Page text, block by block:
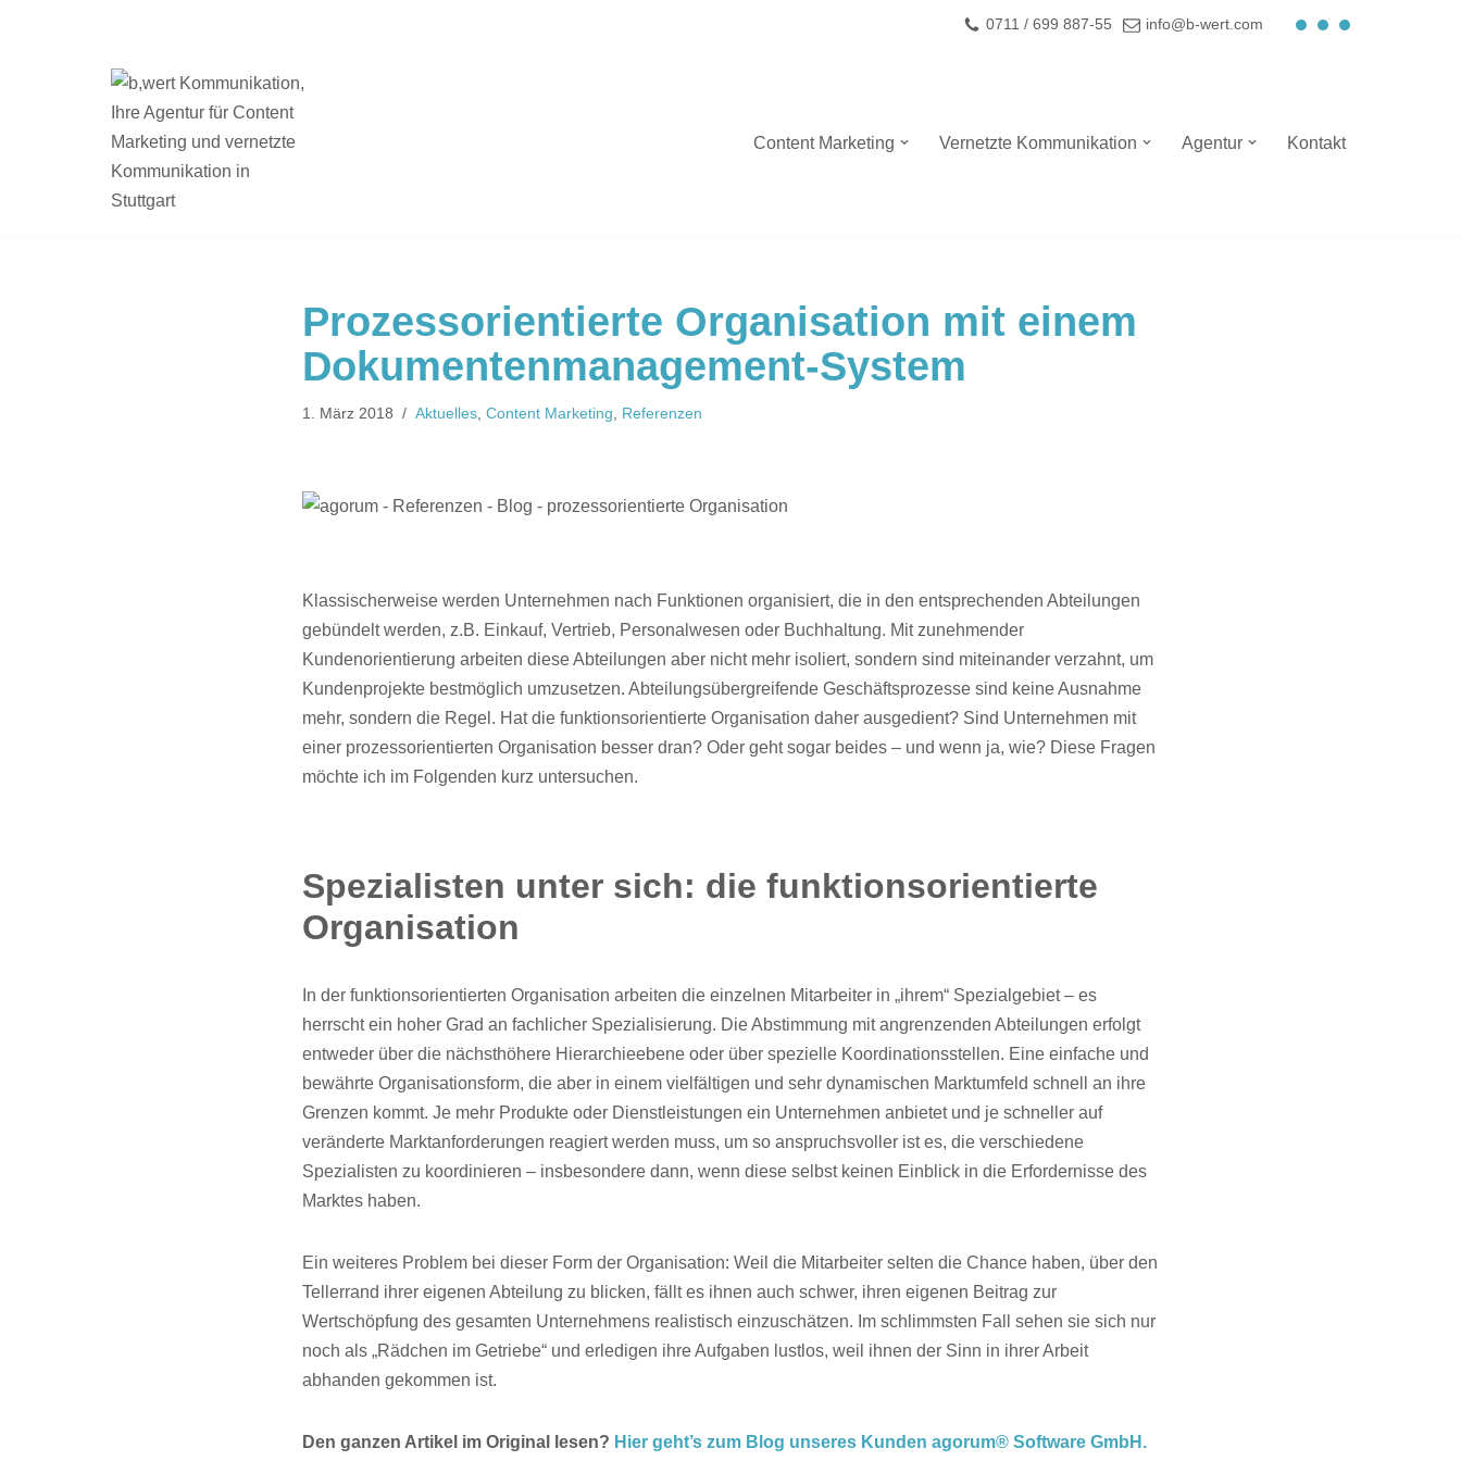
0711 / 699 887-55 info@b-wert.com
Content Marketing Vernetzte Kommunikation Agentur Kontakt
Prozessorientierte Organisation mit einem
Dokumentenmanagement-System
1. März 2018 Aktuelles, Content Marketing Referenzen
Klassischerweise werden Unternehmen nach Funktionen organisiert, die in den entsprechenden Abteilungen
gebündelt werden, z.B. Einkauf, Vertrieb, Personalwesen oder Buchhaltung. Mit zunehmender
Kundenorientierung arbeiten diese Abteilungen aber nicht mehr isoliert, sondern sind miteinander verzahnt, um
Kundenprojekte bestmöglich umzusetzen. Abteilungsübergreifende Geschäftsprozesse sind keine Ausnahme
mehr, sondern die Regel. Hat die funktionsorientierte Organisation daher ausgedient? Sind Unternehmen mit
einer prozessorientierten Organisation besser dran? Oder geht sogar beides – und wenn ja, wie? Diese Fragen
möchte ich im Folgenden kurz untersuchen.
Spezialisten unter sich: die funktionsorientierte
Organisation
In der funktionsorientierten Organisation arbeiten die einzelnen Mitarbeiter in „ihrem“ Spezialgebiet – es
herrscht ein hoher Grad an fachlicher Spezialisierung. Die Abstimmung mit angrenzenden Abteilungen erfolgt
entweder über die nächsthöhere Hierarchieebene oder über spezielle Koordinationsstellen. Eine einfache und
bewährte Organisationsform, die aber in einem vielfältigen und sehr dynamischen Marktumfeld schnell an ihre
Grenzen kommt. Je mehr Produkte oder Dienstleistungen ein Unternehmen anbietet und je schneller auf
veränderte Marktanforderungen reagiert werden muss, um so anspruchsvoller ist es, die verschiedene
Spezialisten zu koordinieren – insbesondere dann, wenn diese selbst keinen Einblick in die Erfordernisse des
Marktes haben.
Ein weiteres Problem bei dieser Form der Organisation: Weil die Mitarbeiter selten die Chance haben, über den
Tellerrand ihrer eigenen Abteilung zu blicken, fällt es ihnen auch schwer, ihren eigenen Beitrag zur
Wertschöpfung des gesamten Unternehmens realistisch einzuschätzen. Im schlimmsten Fall sehen sie sich nur
noch als „Rädchen im Getriebe“ und erledigen ihre Aufgaben lustlos, weil ihnen der Sinn in ihrer Arbeit
abhanden gekommen ist.
Den ganzen Artikel im Original lesen? Hier geht’s zum Blog unseres Kunden agorum® Software GmbH.